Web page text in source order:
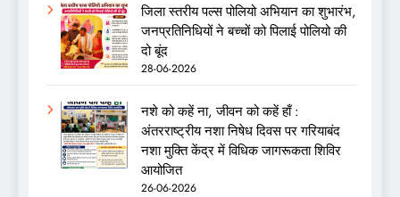
जिला स्तरीय पल्स पोलियो अभियान का शुभारंभ,
जनप्रतिनिधियों ने बच्चों को पिलाई पोलियो की
दो बूंद
28-06-2026
नशे को कहें ना, जीवन को कहें हाँ :
अंतरराष्ट्रीय नशा निषेध दिवस पर गरियाबंद
नशा मुक्ति केंद्र में विधिक जागरूकता शिविर
आयोजित
26-06-2026